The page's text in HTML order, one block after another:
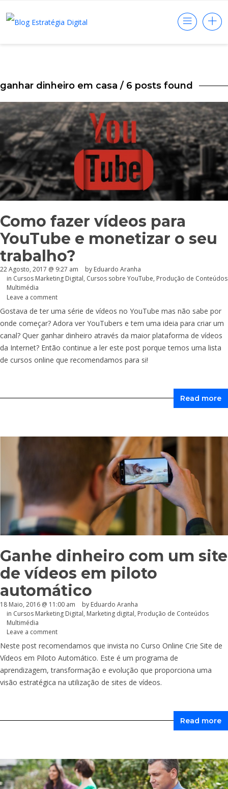
ganhar dinheiro em casa / 6 posts found
Como fazer vídeos para
YouTube e monetizar o seu
trabalho?
22 Agosto, 2017 @ 9:27 am by Eduardo Aranha
in Cursos Marketing Digital, Cursos sobre YouTube, Produção de Conteúdos
Multimédia
Leave a comment
Gostava de ter uma série de vídeos no YouTube mas não sabe por
onde começar? Adora ver YouTubers e tem uma ideia para criar um
canal? Quer ganhar dinheiro através da maior plataforma de vídeos
da Internet? Então continue a ler este post porque temos uma lista
de cursos online que recomendamos para si!
Read more
Ganhe dinheiro com um site
de vídeos em piloto
automático
18 Maio, 2016 @ 11:00 am by Eduardo Aranha
in Cursos Marketing Digital, Marketing digital, Produção de Conteúdos
Multimédia
Leave a comment
Neste post recomendamos que invista no Curso Online Crie Site de
Vídeos em Piloto Automático. Este é um programa de
aprendizagem, transformação e evolução que proporciona uma
visão estratégica na utilização de sites de vídeos.
Read more